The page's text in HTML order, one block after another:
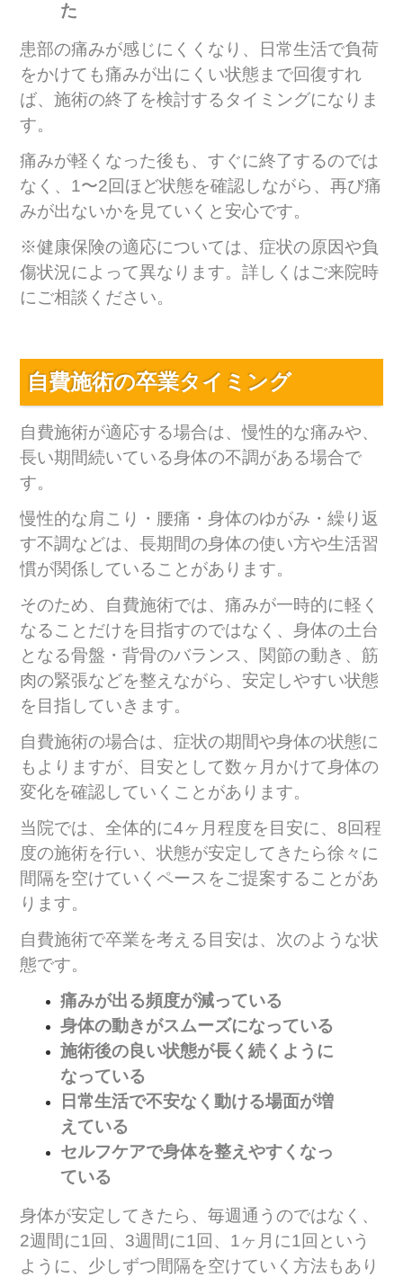
た
患部の痛みが感じにくくなり、日常生活で負荷
をかけても痛みが出にくい状態まで回復すれ
ば、施術の終了を検討するタイミングになりま
す。
痛みが軽くなった後も、すぐに終了するのでは
なく、1〜2回ほど状態を確認しながら、再び痛
みが出ないかを見ていくと安心です。
※健康保険の適応については、症状の原因や負
傷状況によって異なります。詳しくはご来院時
にご相談ください。
自費施術の卒業タイミング
自費施術が適応する場合は、慢性的な痛みや、
長い期間続いている身体の不調がある場合で
す。
慢性的な肩こり・腰痛・身体のゆがみ・繰り返
す不調などは、長期間の身体の使い方や生活習
慣が関係していることがあります。
そのため、自費施術では、痛みが一時的に軽く
なることだけを目指すのではなく、身体の土台
となる骨盤・背骨のバランス、関節の動き、筋
肉の緊張などを整えながら、安定しやすい状態
を目指していきます。
自費施術の場合は、症状の期間や身体の状態に
もよりますが、目安として数ヶ月かけて身体の
変化を確認していくことがあります。
当院では、全体的に4ヶ月程度を目安に、8回程
度の施術を行い、状態が安定してきたら徐々に
間隔を空けていくペースをご提案することがあ
ります。
自費施術で卒業を考える目安は、次のような状
態です。
痛みが出る頻度が減っている
身体の動きがスムーズになっている
施術後の良い状態が長く続くように
なっている
日常生活で不安なく動ける場面が増
えている
セルフケアで身体を整えやすくなっ
ている
身体が安定してきたら、毎週通うのではなく、
2週間に1回、3週間に1回、1ヶ月に1回という
ように、少しずつ間隔を空けていく方法もあり